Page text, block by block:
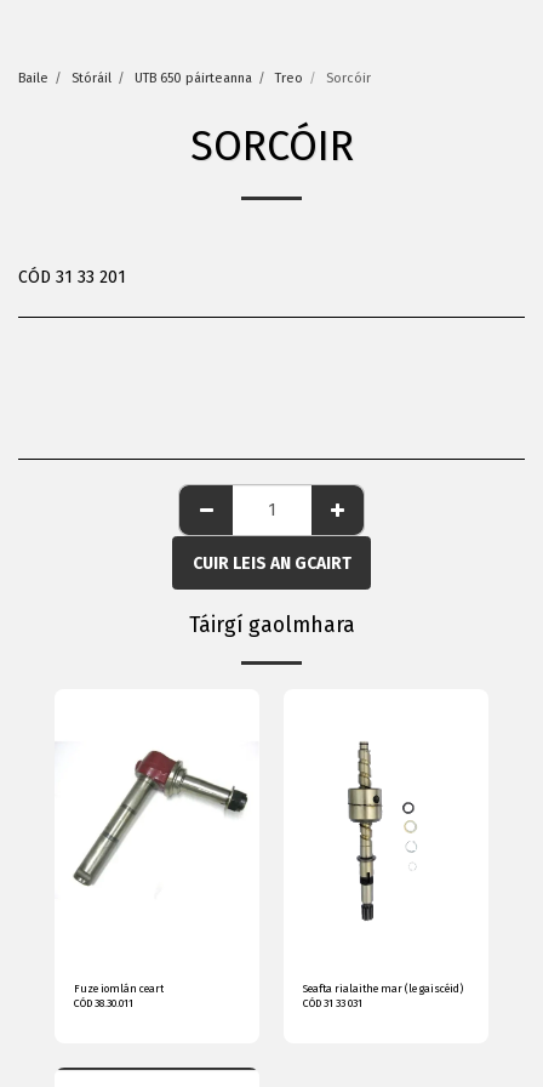
Baile Stóráil UTB 650 páirteanna Treo Sorcóir
SORCÓIR
CÓD 31 33 201
CUIR LEIS AN GCAIRT
Táirgí gaolmhara
Fuze iomlán ceart
CÓD 38.30.011
Seafta rialaithe mar (le gaiscéid)
CÓD 31 33 031